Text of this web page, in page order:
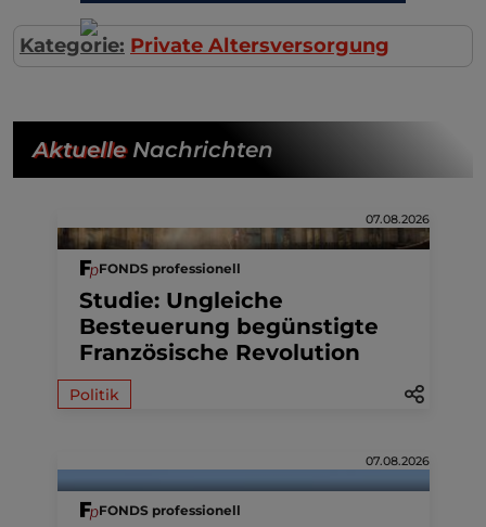
Kategorie: Private Altersversorgung
AktuelleNachrichten
07.08.2026
FONDS professionell
Studie: Ungleiche
Besteuerung begünstigte
Französische Revolution
Politik
07.08.2026
FONDS professionell